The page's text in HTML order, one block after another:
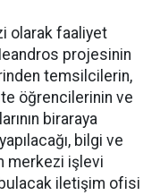
olarak faaliyet
projesinin
temsilcilerin,
öğrencilerinin ve
biraraya
bilgi ve
merkezi işlevi
iletişim ofisi